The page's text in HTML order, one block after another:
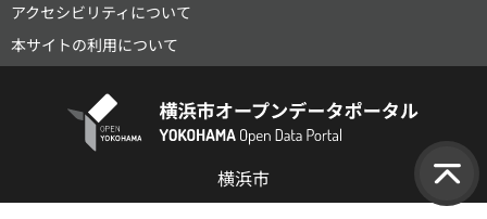
アクセシビリティについて
本サイトの利用について
横浜市